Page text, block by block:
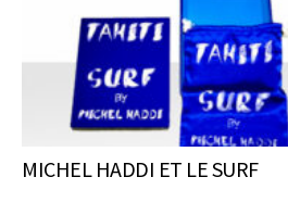
MICHEL HADDI ET LE SURF